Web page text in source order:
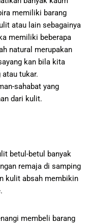
memiliki barang
atau lain sebagainya
memiliki beberapa
natural merupakan
kan bila kita
tukar.
sahabat yang
dari kulit.
betul-betul banyak
remaja di samping
kulit absah membikin
membeli barang